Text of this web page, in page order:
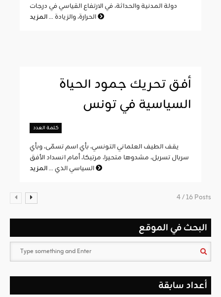
دولة المدنية والحداثة، في الارتفاع القياسي في درجات
الحرارة، والزيادة ...
أفق تحريك جمود الحياة
السياسية في تونس
كلمة العدد
يقف الطيف العلماني التونسي، بأي اسم تسمّى، وبأي
سربال تسربل، مشدوها متحيرا، مرتبكا، أمام انسداد الأفق
السياسي الذي ...
4 / 16 Posts
البحث في الموقع
أعداد سابقة